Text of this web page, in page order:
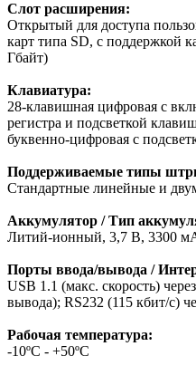
Слот расширения:
Открытый для доступа
карт типа SD, с поддержкой
Гбайт)
Клавиатура:
28-клавишная цифровая с
регистра и подсветкой
буквенно-цифровая с
Поддерживаемые типы
Стандартные линейные и
Аккумулятор / Тип
Литий-ионный, 3,7 В, 3300
Порты ввода/вывода /
USB 1.1 (макс. скорость)
вывода); RS232 (115 кбит/с)
Рабочая температура:
-10ºС - +50ºС